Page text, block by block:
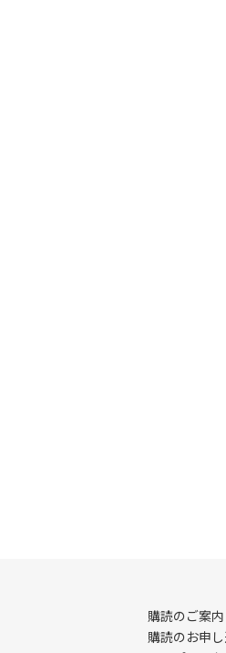
購読のご案内
購読のお申